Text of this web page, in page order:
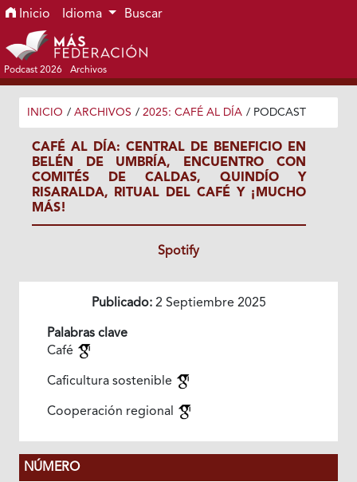
Ir al menú de navegación principal
Ir al contenido principal
Ir al pie de página del sitio
Inicio Idioma Buscar
Podcast 2026 Archivos
INICIO / ARCHIVOS / 2025: CAFÉ AL DÍA / PODCAST
CAFÉ AL DÍA: CENTRAL DE BENEFICIO EN
BELÉN DE UMBRÍA, ENCUENTRO CON
COMITÉS DE CALDAS, QUINDÍO Y
RISARALDA, RITUAL DEL CAFÉ Y ¡MUCHO
MÁS!
Spotify
Publicado:2 Septiembre 2025
Palabras clave
Café
Caficultura sostenible
Cooperación regional
NÚMERO